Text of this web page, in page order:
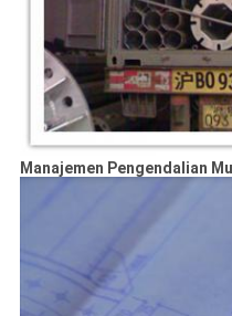
Manajemen Pengendalian